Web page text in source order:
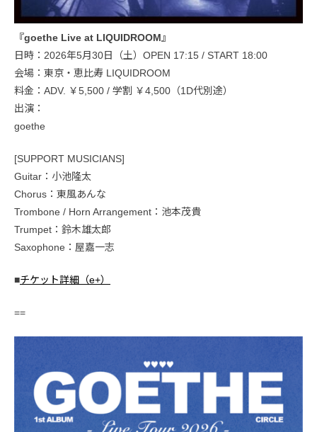
『goethe Live at LIQUIDROOM』
日時：2026年5月30日（土）OPEN 17:15 / START 18:00
会場：東京・恵比寿 LIQUIDROOM
料金：ADV. ￥5,500 / 学割 ￥4,500（1D代別途）
出演：
goethe
[SUPPORT MUSICIANS]
Guitar：小池隆太
Chorus：東風あんな
Trombone / Horn Arrangement：池本茂貴
Trumpet：鈴木雄太郎
Saxophone：屋嘉一志
■チケット詳細（e+）
==